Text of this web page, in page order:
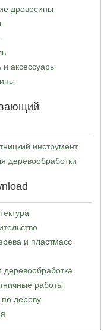
древесины
аксессуары
инструмент
деревообработки
и пластмасс
работы
по дереву